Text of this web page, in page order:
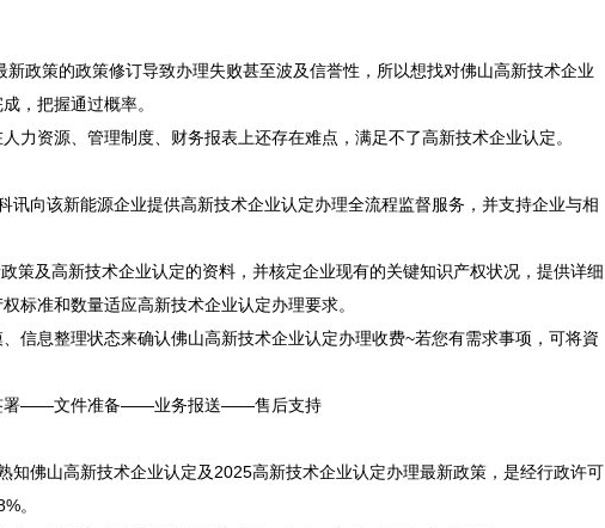
新政策的政策修订导致办理失败甚至波及信誉性，所以想找对佛山高新技术企业
，把握通过概率。
力资源、管理制度、财务报表上还存在难点，满足不了高新技术企业认定。
向该新能源企业提供高新技术企业认定办理全流程监督服务，并支持企业与相
策及高新技术企业认定的资料，并核定企业现有的关键知识产权状况，提供详细
标准和数量适应高新技术企业认定办理要求。
信息整理状态来确认佛山高新技术企业认定办理收费~若您有需求事项，可将資
署——文件准备——业务报送——售后支持
佛山高新技术企业认定及2025高新技术企业认定办理最新政策，是经行政许可
。